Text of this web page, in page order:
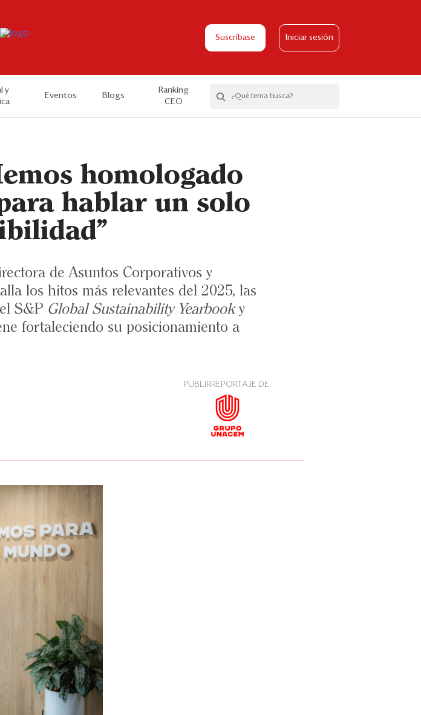
Suscríbase Iniciar sesión
y
Eventos Blogs
Ranking
CEO
homologado
hablar un solo
de Asuntos Corporativos y
los hitos más relevantes del 2025, las
S&P Global Sustainability Yearbooky
fortaleciendo su posicionamiento a
PUBLIRREPORTAJE DE: